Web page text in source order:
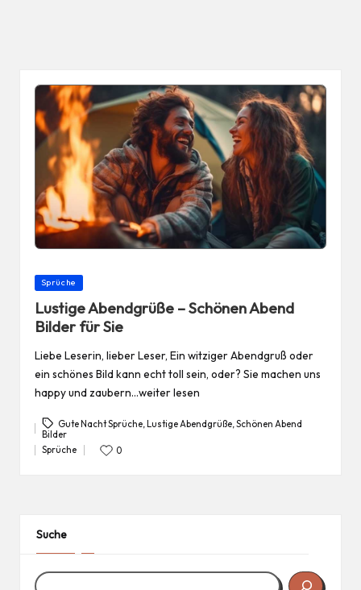
Posted
Sprüche
Lustige Abendgrüße – Schönen Abend
Bilder für Sie
Liebe Leserin, lieber Leser, Ein witziger Abendgruß oder
ein schönes Bild kann echt toll sein, oder? Sie machen uns
happy und zaubern…weiter lesen
Tags:
Gute Nacht Sprüche ,Lustige Abendgrüße ,Schönen Abend
Bilder
Posted
Sprüche 0
Suche